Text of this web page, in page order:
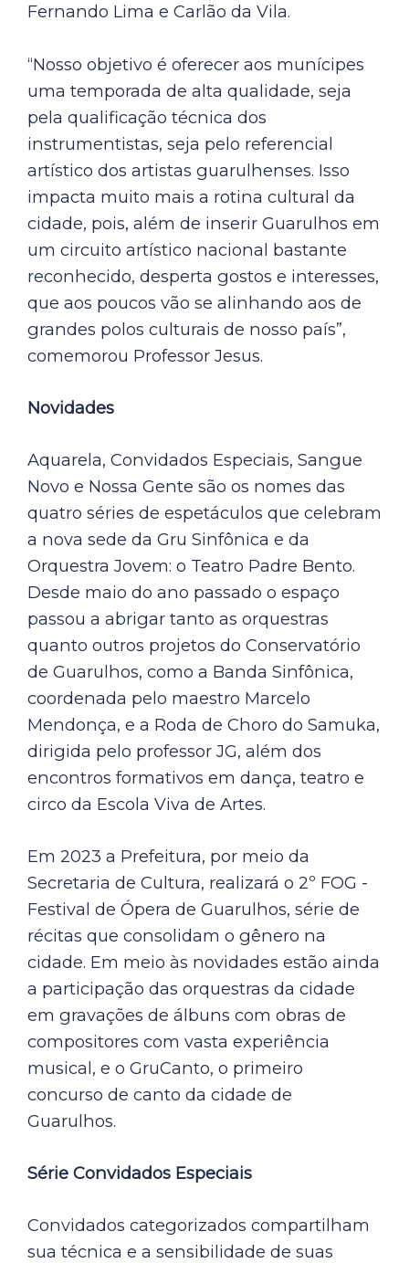
Fernando Lima e Carlão da Vila.
“Nosso objetivo é oferecer aos munícipes
uma temporada de alta qualidade, seja
pela qualificação técnica dos
instrumentistas, seja pelo referencial
artístico dos artistas guarulhenses. Isso
impacta muito mais a rotina cultural da
cidade, pois, além de inserir Guarulhos em
um circuito artístico nacional bastante
reconhecido, desperta gostos e interesses,
que aos poucos vão se alinhando aos de
grandes polos culturais de nosso país”,
comemorou Professor Jesus.
Novidades
Aquarela, Convidados Especiais, Sangue
Novo e Nossa Gente são os nomes das
quatro séries de espetáculos que celebram
a nova sede da Gru Sinfônica e da
Orquestra Jovem: o Teatro Padre Bento.
Desde maio do ano passado o espaço
passou a abrigar tanto as orquestras
quanto outros projetos do Conservatório
de Guarulhos, como a Banda Sinfônica,
coordenada pelo maestro Marcelo
Mendonça, e a Roda de Choro do Samuka,
dirigida pelo professor JG, além dos
encontros formativos em dança, teatro e
circo da Escola Viva de Artes.
Em 2023 a Prefeitura, por meio da
Secretaria de Cultura, realizará o 2º FOG -
Festival de Ópera de Guarulhos, série de
récitas que consolidam o gênero na
cidade. Em meio às novidades estão ainda
a participação das orquestras da cidade
em gravações de álbuns com obras de
compositores com vasta experiência
musical, e o GruCanto, o primeiro
concurso de canto da cidade de
Guarulhos.
Série Convidados Especiais
Convidados categorizados compartilham
sua técnica e a sensibilidade de suas